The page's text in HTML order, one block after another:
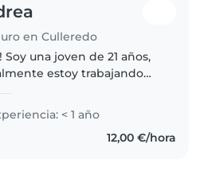
en Culleredo
Soy una joven de 21 años,
estoy trabajando
me considero una persona
tranquila y me
mucho los niños.
< 1 año
12,00 €/hora